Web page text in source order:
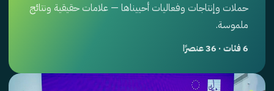
حملات وإنتاجات وفعاليات أحييناها — علامات حقيقية ونتائج
ملموسة.
6 فئات · 36 عنصرًا